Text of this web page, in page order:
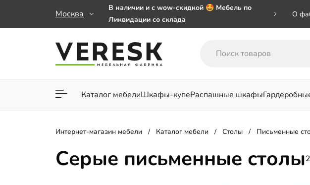
Москва
В наличии и с wow-скидкой 🤩 Мебель по
Ликвидации со склада
заказе от 50 000 ₽
Важно! Наш Whatsapp переехал на номер
О
Каталог мебелиШкафы-купеРаспашные шкафы
Для гостиной Для спальни
Интернет-магазин мебели Каталог мебели Столы Письменные
Серые письменные столы